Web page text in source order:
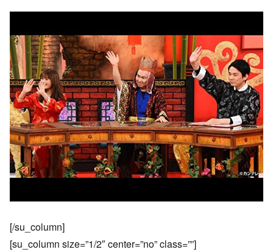
[/su_column]
[su_column size=”1/2″ center=”no” class=””]